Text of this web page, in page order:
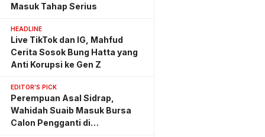
Masuk Tahap Serius
HEADLINE
Live TikTok dan IG, Mahfud
Cerita Sosok Bung Hatta yang
Anti Korupsi ke Gen Z
EDITOR'S PICK
Perempuan Asal Sidrap,
Wahidah Suaib Masuk Bursa
Calon Pengganti di